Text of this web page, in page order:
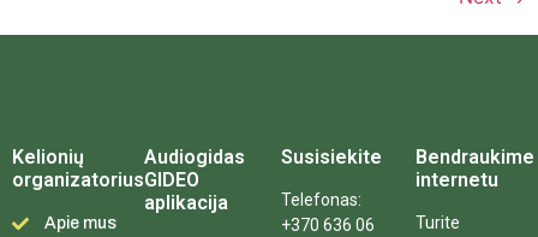
Kelionių
organizatorius
Apie mus
Audiogidas
GIDEO
aplikacija
Susisiekite
Telefonas:
+370 636 06
Bendraukime
internetu
Turite